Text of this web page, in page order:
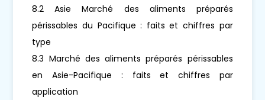
8.2 Asie Marché des aliments préparés
périssables du Pacifique : faits et chiffres par
type
8.3 Marché des aliments préparés périssables
en Asie-Pacifique : faits et chiffres par
application